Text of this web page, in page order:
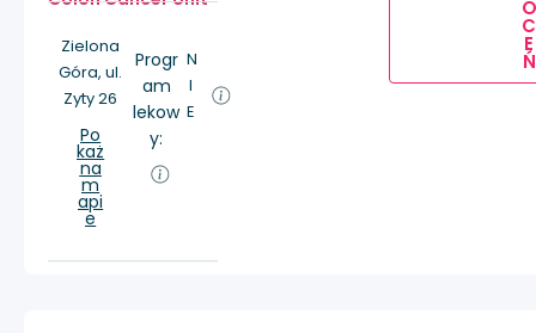
Zielona
Góra, ul.
Zyty 26
Po
każ
na
m
api
e
Progr
am
lekow
y:
N
I
E
O
C
E
Ń